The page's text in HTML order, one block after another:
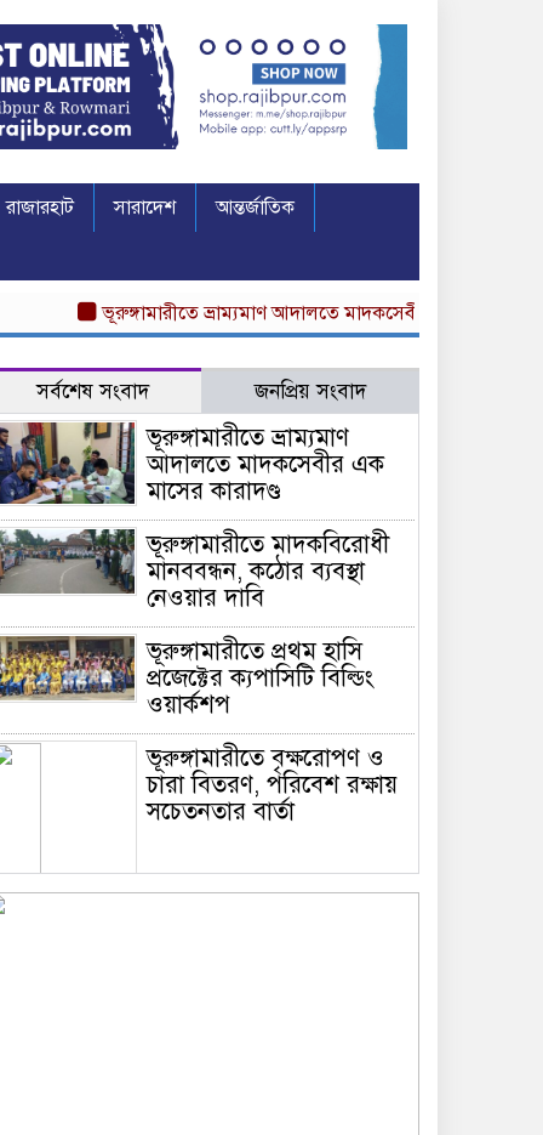
রাজারহাট সারাদেশ
আন্তর্জাতিক
ভূরুঙ্গামারীতে ভ্রাম্যমাণ আদালতে মাদকসেবীর এক মাসের কারাদণ্ড
সর্বশেষ সংবাদ জনপ্রিয় সংবাদ
ভূরুঙ্গামারীতে ভ্রাম্যমাণ
আদালতে মাদকসেবীর এক
মাসের কারাদণ্ড
ভূরুঙ্গামারীতে মাদকবিরোধী
মানববন্ধন, কঠোর ব্যবস্থা
নেওয়ার দাবি
ভূরুঙ্গামারীতে প্রথম হাসি
প্রজেক্টের ক্যপাসিটি বিল্ডিং
ওয়ার্কশপ
ভূরুঙ্গামারীতে বৃক্ষরোপণ ও
চারা বিতরণ, পরিবেশ রক্ষায়
সচেতনতার বার্তা